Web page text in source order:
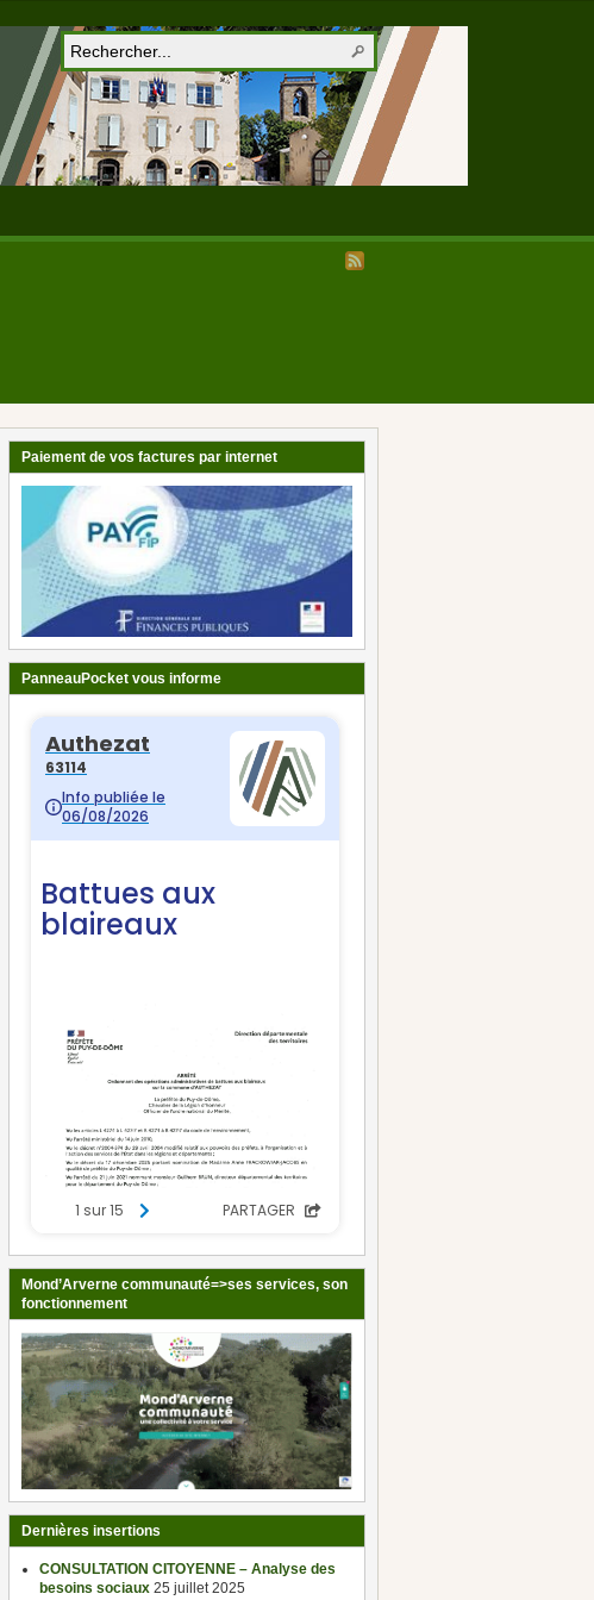
Paiement de vos factures par internet
PanneauPocket vous informe
Mond’Arverne communauté=>ses services, son
fonctionnement
Dernières insertions
CONSULTATION CITOYENNE – Analyse des
besoins sociaux 25 juillet 2025